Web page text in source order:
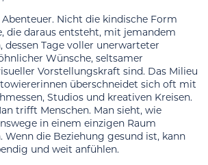
Nicht die kindische Form
die daraus entsteht, mit jemandem
dessen Tage voller unerwarteter
Wünsche, seltsamer
Vorstellungskraft sind. Das Milieu
überschneidet sich oft mit
Studios und kreativen Kreisen.
trifft Menschen. Man sieht, wie
in einem einzigen Raum
Wenn die Beziehung gesund ist, kann
und weit anfühlen.